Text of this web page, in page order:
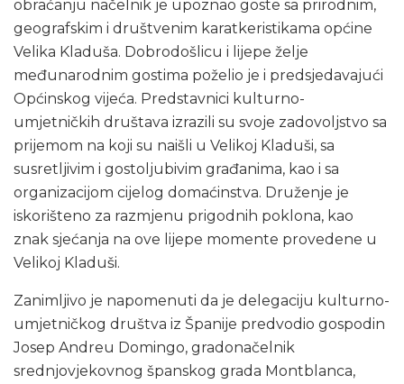
obraćanju načelnik je upoznao goste sa prirodnim,
geografskim i društvenim karatkeristikama općine
Velika Kladuša. Dobrodošlicu i lijepe želje
međunarodnim gostima poželio je i predsjedavajući
Općinskog vijeća. Predstavnici kulturno-
umjetničkih društava izrazili su svoje zadovoljstvo sa
prijemom na koji su naišli u Velikoj Kladuši, sa
susretljivim i gostoljubivim građanima, kao i sa
organizacijom cijelog domaćinstva. Druženje je
iskorišteno za razmjenu prigodnih poklona, kao
znak sjećanja na ove lijepe momente provedene u
Velikoj Kladuši.
Zanimljivo je napomenuti da je delegaciju kulturno-
umjetničkog društva iz Španije predvodio gospodin
Josep Andreu Domingo, gradonačelnik
srednjovjekovnog španskog grada Montblanca,